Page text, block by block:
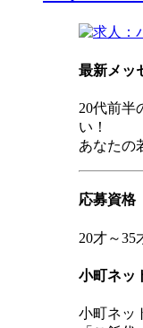
最新メッ
20代前半
い！
あなたの
応募資格
20才～35
小町ネッ
小町ネッ